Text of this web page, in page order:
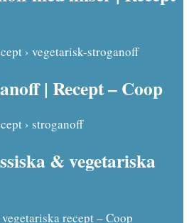
› vegetarisk-stroganoff
| Recept – Coop
› stroganoff
& vegetariska
recept – Coop